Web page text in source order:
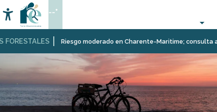
au
contenu
principal
Riesgo moderado en Charente-Maritime; consulta
Accessibilité
Buscar
--°